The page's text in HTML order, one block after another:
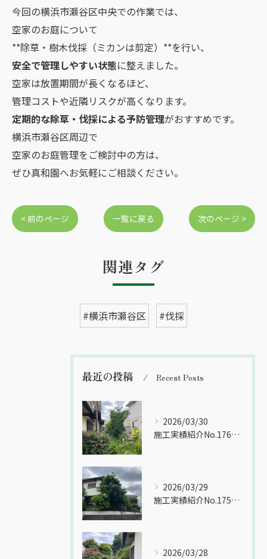
今回の横浜市瀬谷区中央での作業では、
空家のお庭について
**除草・樹木伐採（ミカンは剪定）**を行い、
安全で管理しやすい状態に整えました。
空家は放置期間が長くなるほど、
管理コストや近隣リスクが高くなります。
定期的な除草・伐採による予防管理がおすすめです。
横浜市瀬谷区周辺で
空家のお庭管理をご検討中の方は、
ぜひ真和園へお気軽にご相談ください。
< 前のページ 一覧に戻る 次のページ >
関連タグ
#横浜市瀬谷区 #伐採
最近の投稿 Recent Posts
2026/03/30
施工実績紹介No.176【横浜市港南区日限山】空家の除草・樹木をすべて伐採作業｜放置リスクを解消し管理しやすい敷地へ
2026/03/29
施工実績紹介No.175【横浜市港南区日限山】空家の除草・樹木をすべて伐採作業｜放置リスクを解消し管理しやすい敷地へ
2026/03/28